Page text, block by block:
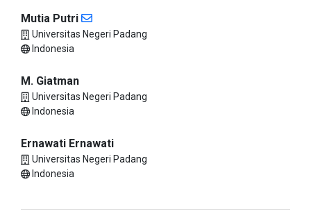
Mutia Putri
Universitas Negeri Padang
Indonesia
M. Giatman
Universitas Negeri Padang
Indonesia
Ernawati Ernawati
Universitas Negeri Padang
Indonesia